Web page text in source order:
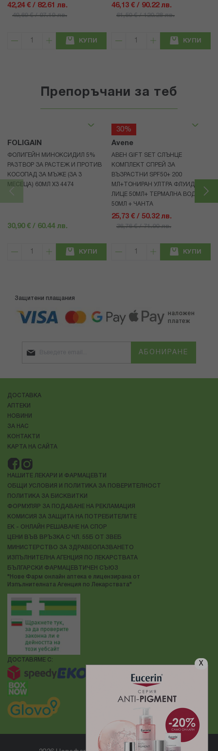
X
42,24 € / 82.61 лв.
49,69 € / 97.19 лв.
КУПИ
46,13 € / 90.22 лв.
61,50 € / 120.28 лв.
КУПИ
Препоръчани за теб
FOLIGAIN
ФОЛИГЕЙН МИНОКСИДИЛ 5%
РАЗТВОР ЗА РАСТЕЖ И ПРОТИВ
КОСОПАД ЗА МЪЖЕ (ЗА 3
МЕСЕЦА) 60МЛ X3 4474
30,90 € / 60.44 лв.
КУПИ
30%
Avene
АВЕН GIFT SET СЛЪНЦЕ
КОМПЛЕКТ СПРЕЙ ЗА
ВЪЗРАСТНИ SPF50+ 200
МЛ+ТОНИРАН УЛТРА ФЛУИД ЗА
ЛИЦЕ 50МЛ+ ТЕРМАЛНА ВОДА
50МЛ + ЧАНТА
25,73 € / 50.32 лв.
36,76 € / 71.90 лв.
КУПИ
Защитени плащания
АБОНИРАНЕ
ДОСТАВКА
АПТЕКИ
НОВИНИ
ЗА НАС
КОНТАКТИ
КАРТА НА САЙТА
НАШИТЕ ЛЕКАРИ И ФАРМАЦЕВТИ
ОБЩИ УСЛОВИЯ И ПОЛИТИКА ЗА ПОВЕРИТЕЛНОСТ
ПОЛИТИКА ЗА БИСКВИТКИ
ФОРМУЛЯР ЗА ПОДАВАНЕ НА РЕКЛАМАЦИЯ
КОМИСИЯ ЗА ЗАЩИТА НА ПОТРЕБИТЕЛИТЕ
ЕК - ОНЛАЙН РЕШАВАНЕ НА СПОР
ЦЕНИ ВЪВ ВРЪЗКА С ЧЛ. 55Б ОТ ЗВЕБ
МИНИСТЕРСТВО ЗА ЗДРАВЕОПАЗВАНЕТО
ИЗПЪЛНИТЕЛНА АГЕНЦИЯ ПО ЛЕКАРСТВАТА
БЪЛГАРСКИ ФАРМАЦЕВТИЧЕН СЪЮЗ
"Нове Фарм онлайн аптека е лицензирана от
Изпълнителната Агенция по Лекарствата"
ДОСТАВЯМЕ С: